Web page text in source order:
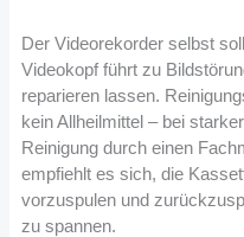
Der Videorekorder selbst
Videokopf führt zu
reparieren lassen.
kein Allheilmittel – bei
Reinigung durch einen
empfiehlt es sich, die
vorzuspulen und
zu spannen.